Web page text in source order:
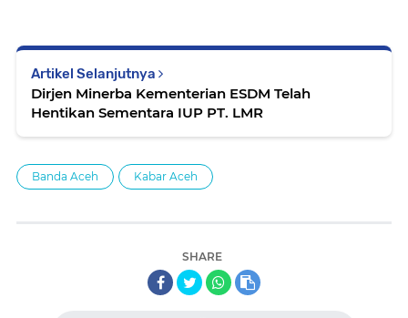
Artikel Selanjutnya
Dirjen Minerba Kementerian ESDM Telah
Hentikan Sementara IUP PT. LMR
Banda Aceh Kabar Aceh
SHARE